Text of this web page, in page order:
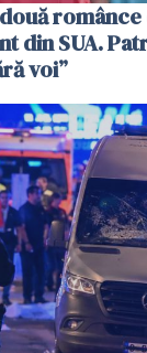
din SUA.
voi”